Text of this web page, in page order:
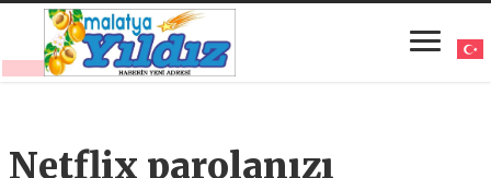
Netflix parolanızı